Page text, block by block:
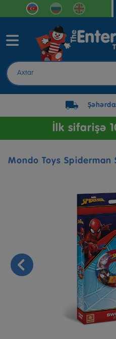
İlk sifarişə
Mondo Toys Spiderman